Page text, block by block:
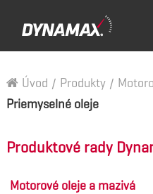
Úvod / Produkty /
Priemyselné oleje
Produktové rady
Motorové oleje a mazivá